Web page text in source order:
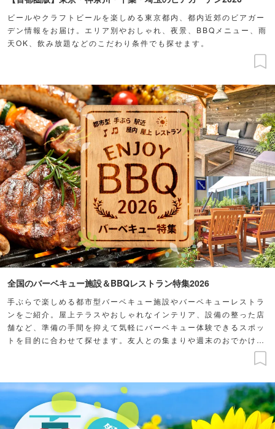
ビールやクラフトビールを楽しめる東京都内、都内近郊のビアガー
デン情報をお届け。エリア別やおしゃれ、夜景、BBQメニュー、雨
天OK、飲み放題などのこだわり条件でも探せます。
全国のバーベキュー施設＆BBQレストラン特集2026
手ぶらで楽しめる都市型バーベキュー施設やバーベキューレストラ
ンをご紹介。屋上テラスやおしゃれなインテリア、設備の整った店
舗など、準備の手間を抑えて気軽にバーベキュー体験できるスポッ
トを目的に合わせて探せます。友人との集まりや週末のおでかけ